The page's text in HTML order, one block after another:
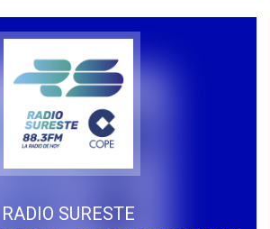
RADIO SURESTE